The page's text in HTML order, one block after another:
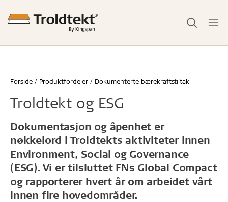
Forside Produktfordeler Dokumenterte bærekraftstiltak
Troldtekt og ESG
Dokumentasjon og åpenhet er
nøkkelord i Troldtekts aktiviteter innen
Environment, Social og Governance
(ESG). Vi er tilsluttet FNs Global Compact
og rapporterer hvert år om arbeidet vårt
innen fire hovedområder.